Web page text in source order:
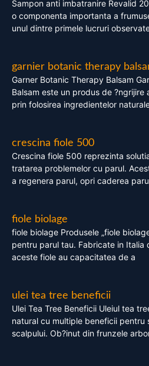
Sampon anti imbatranire Revalid
o componenta importanta a
unul dintre primele lucruri
garnier botanic therapy
Garner Botanic Therapy Balsam
Balsam este un produs de ?ngrijire
prin folosirea ingredientelor
crescina fiole 500
Crescina fiole 500 reprezinta
tratarea problemelor cu parul.
a regenera parul, opri caderea
fiole biolage
fiole biolage Produsele „fiole
pentru parul tau. Fabricate in Italia
aceste fiole au capacitatea de a
ulei tea tree beneficii
Ulei Tea Tree Beneficii Uleiul tea
natural cu multiple beneficii pentru
scalpului. Ob?inut din frunzele